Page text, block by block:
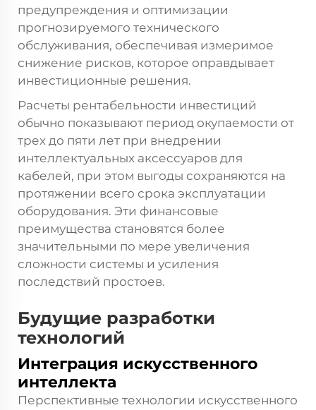
предупреждения и оптимизации
прогнозируемого технического
обслуживания, обеспечивая измеримое
снижение рисков, которое оправдывает
инвестиционные решения.
Расчеты рентабельности инвестиций
обычно показывают период окупаемости от
трех до пяти лет при внедрении
интеллектуальных аксессуаров для
кабелей, при этом выгоды сохраняются на
протяжении всего срока эксплуатации
оборудования. Эти финансовые
преимущества становятся более
значительными по мере увеличения
сложности системы и усиления
последствий простоев.
Будущие разработки
технологий
Интеграция искусственного
интеллекта
Перспективные технологии искусственного